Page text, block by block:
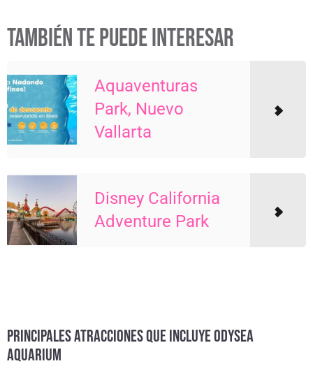
TAMBIÉN TE PUEDE INTERESAR
Aquaventuras
Park, Nuevo
Vallarta
Disney California
Adventure Park
PRINCIPALES ATRACCIONES QUE INCLUYE ODYSEA
AQUARIUM